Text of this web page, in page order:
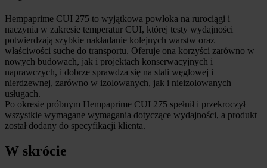
Hempaprime CUI 275 to wyjątkowa powłoka na rurociągi i
naczynia w zakresie temperatur CUI, której testy wydajności
potwierdzają szybkie nakładanie kolejnych warstw oraz
właściwości suche do transportu. Oferuje ona korzyści zarówno w
nowych budowach, jak i projektach konserwacyjnych i
naprawczych, i dobrze sprawdza się na stali węglowej i
nierdzewnej, zarówno w izolowanych, jak i nieizolowanych
usługach.
Po okresie próbnym Hempaprime CUI 275 spełnił i przekroczył
wszystkie wymagane wymagania dotyczące wydajności, a produkt
został dodany do specyfikacji klienta.
W skrócie